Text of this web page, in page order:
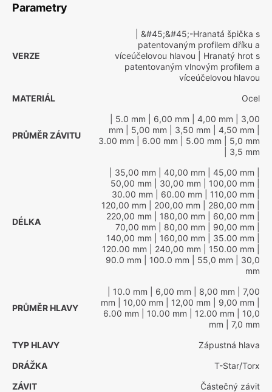
Parametry
VERZE
| &#45;&#45;-Hranatá špička s
patentovaným profilem dříku a
víceúčelovou hlavou | Hranatý hrot s
patentovaným vlnovým profilem a
víceúčelovou hlavou
MATERIÁL
Ocel
PRŮMĚR ZÁVITU
| 5.0 mm | 6,00 mm | 4,00 mm | 3,00
mm | 5,00 mm | 3,50 mm | 4,50 mm
3.00 mm | 6.00 mm | 5.00 mm | 5,0 mm
| 3,5 mm
DÉLKA
| 35,00 mm | 40,00 mm | 45,00 mm
50,00 mm | 30,00 mm | 100,00 mm
30.00 mm | 60.00 mm | 110,00 mm
120,00 mm | 200,00 mm | 280,00 mm
220,00 mm | 180,00 mm | 60,00 mm
70,00 mm | 80,00 mm | 90,00 mm
140,00 mm | 160,00 mm | 35.00 mm
120.00 mm | 240,00 mm | 150.00 mm
90.0 mm | 100.0 mm | 55,0 mm | 30,0
mm
PRŮMĚR HLAVY
| 10.0 mm | 6,00 mm | 8,00 mm | 7,00
mm | 10,00 mm | 12,00 mm | 9,00 mm
6.00 mm | 10.00 mm | 12.00 mm | 10,0
mm | 7,0 mm
TYP HLAVY
Zápustná hlava
DRÁŽKA
T-Star/Torx
ZÁVIT
Částečný závit